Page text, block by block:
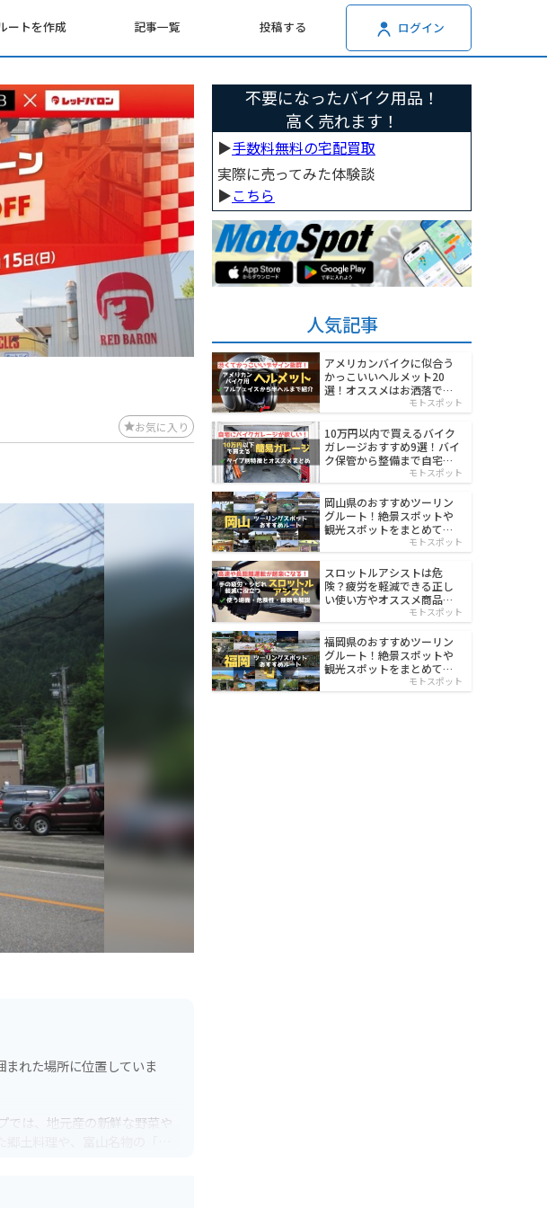
ートを作成 記事一覧 投稿する ログイン
お気に入り
れた場所に位置していま
では、地元産の新鮮な野菜や
土料理や、富山名物の「ま
います。温泉は、神経痛や筋
不要になったバイク用品！
高く売れます！
▶︎手数料無料の宅配買取
実際に売ってみた体験談
▶︎こちら
人気記事
アメリカンバイクに似合う
かっこいいヘルメット20
選！オススメはお洒落でワ
モトスポット
10万円以内で買えるバイク
ガレージおすすめ9選！バイ
ク保管から整備まで自宅で
モトスポット
岡山県のおすすめツーリン
グルート！絶景スポットや
観光スポットをまとめて紹
モトスポット
スロットルアシストは危
険？疲労を軽減できる正し
い使い方やオススメ商品を
モトスポット
福岡県のおすすめツーリン
グルート！絶景スポットや
観光スポットをまとめて紹
モトスポット